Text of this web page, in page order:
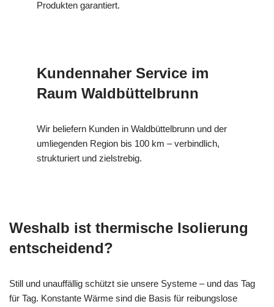
Produkten garantiert.
Kundennaher Service im
Raum Waldbüttelbrunn
Wir beliefern Kunden in Waldbüttelbrunn und der
umliegenden Region bis 100 km – verbindlich,
strukturiert und zielstrebig.
Weshalb ist thermische Isolierung
entscheidend?
Still und unauffällig schützt sie unsere Systeme – und das Tag
für Tag. Konstante Wärme sind die Basis für reibungslose